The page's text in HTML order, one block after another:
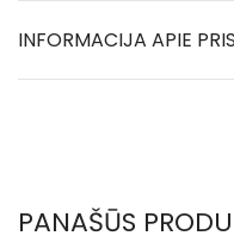
INFORMACIJA APIE
PANAŠŪS